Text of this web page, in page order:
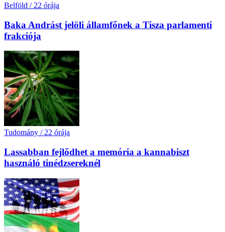
Belföld / 22 órája
Baka Andrást jelöli államfőnek a Tisza parlamenti
frakciója
Tudomány / 22 órája
Lassabban fejlődhet a memória a kannabiszt
használó tinédzsereknél